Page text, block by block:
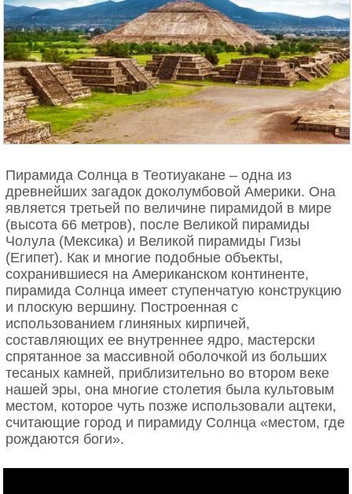
Пирамида Солнца в Теотиуакане – одна из
древнейших загадок доколумбовой Америки. Она
является третьей по величине пирамидой в мире
(высота 66 метров), после Великой пирамиды
Чолула (Мексика) и Великой пирамиды Гизы
(Египет). Как и многие подобные объекты,
сохранившиеся на Американском континенте,
пирамида Солнца имеет ступенчатую конструкцию
и плоскую вершину. Построенная с
использованием глиняных кирпичей,
составляющих ее внутреннее ядро, мастерски
спрятанное за массивной оболочкой из больших
тесаных камней, приблизительно во втором веке
нашей эры, она многие столетия была культовым
местом, которое чуть позже использовали ацтеки,
считающие город и пирамиду Солнца «местом, где
рождаются боги».